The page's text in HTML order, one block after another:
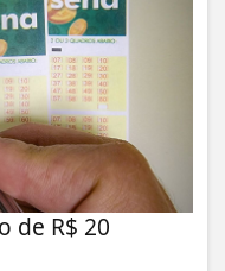
de R$ 20